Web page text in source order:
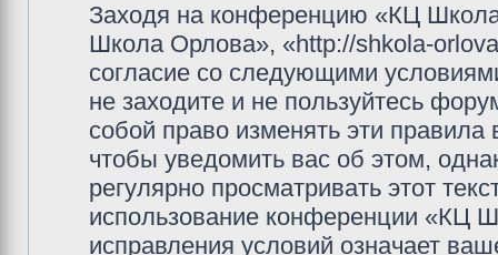
Заходя на конференцию «КЦ
Школа Орлова», «http://shkola-
согласие со следующими
не заходите и не пользуйтесь
собой право изменять эти
чтобы уведомить вас об этом,
регулярно просматривать этот
использование конференции «КЦ
исправления условий означает